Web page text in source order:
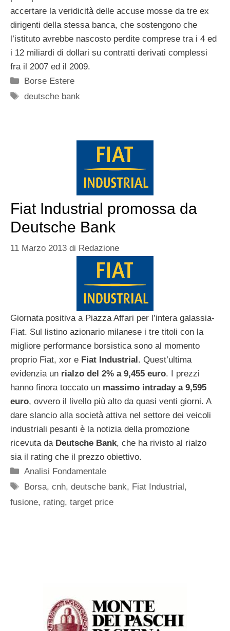
accertare la veridicità delle accuse mosse da tre ex
dirigenti della stessa banca, che sostengono che
l’istituto avrebbe nascosto perdite comprese tra i 4 ed
i 12 miliardi di dollari su contratti derivati complessi
fra il 2007 ed il 2009.
Categorie
Borse Estere
Tag
deutsche bank
Fiat Industrial promossa da
Deutsche Bank
11 Marzo 2013 di Redazione
Giornata positiva a Piazza Affari per l’intera galassia-
Fiat. Sul listino azionario milanese i tre titoli con la
migliore performance borsistica sono al momento
proprio Fiat, xor e Fiat Industrial . Quest’ultima
evidenzia un rialzo del 2% a 9,455 euro. I prezzi
hanno finora toccato un massimo intraday a 9,595
euro, ovvero il livello più alto da quasi venti giorni. A
dare slancio alla società attiva nel settore dei veicoli
industriali pesanti è la notizia della promozione
ricevuta da Deutsche Bank, che ha rivisto al rialzo
sia il rating che il prezzo obiettivo.
Categorie
Analisi Fondamentale
Tag
Borsa,cnh,deutsche bank, Fiat Industrial ,
fusione, rating, target price